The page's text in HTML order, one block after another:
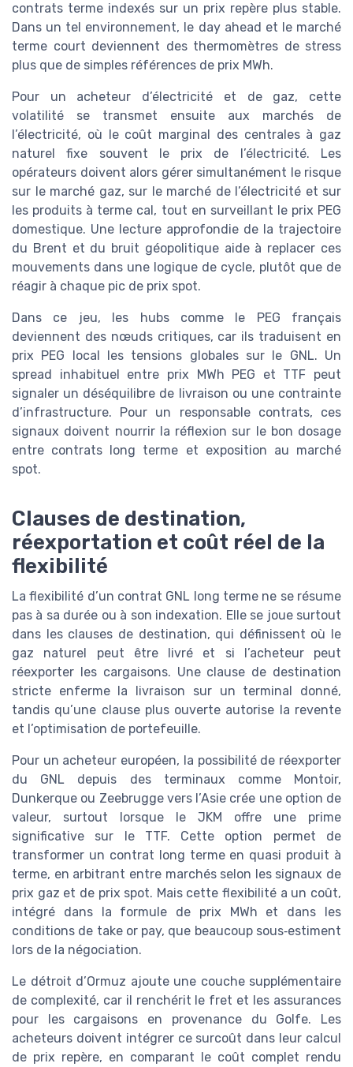
contrats terme indexés sur un prix repère plus stable.
Dans un tel environnement, le day ahead et le marché
terme court deviennent des thermomètres de stress
plus que de simples références de prix MWh.
Pour un acheteur d’électricité et de gaz, cette
volatilité se transmet ensuite aux marchés de
l’électricité, où le coût marginal des centrales à gaz
naturel fixe souvent le prix de l’électricité. Les
opérateurs doivent alors gérer simultanément le risque
sur le marché gaz, sur le marché de l’électricité et sur
les produits à terme cal, tout en surveillant le prix PEG
domestique. Une lecture approfondie de la trajectoire
du Brent et du bruit géopolitique aide à replacer ces
mouvements dans une logique de cycle, plutôt que de
réagir à chaque pic de prix spot.
Dans ce jeu, les hubs comme le PEG français
deviennent des nœuds critiques, car ils traduisent en
prix PEG local les tensions globales sur le GNL. Un
spread inhabituel entre prix MWh PEG et TTF peut
signaler un déséquilibre de livraison ou une contrainte
d’infrastructure. Pour un responsable contrats, ces
signaux doivent nourrir la réflexion sur le bon dosage
entre contrats long terme et exposition au marché
spot.
Clauses de destination,
réexportation et coût réel de la
flexibilité
La flexibilité d’un contrat GNL long terme ne se résume
pas à sa durée ou à son indexation. Elle se joue surtout
dans les clauses de destination, qui définissent où le
gaz naturel peut être livré et si l’acheteur peut
réexporter les cargaisons. Une clause de destination
stricte enferme la livraison sur un terminal donné,
tandis qu’une clause plus ouverte autorise la revente
et l’optimisation de portefeuille.
Pour un acheteur européen, la possibilité de réexporter
du GNL depuis des terminaux comme Montoir,
Dunkerque ou Zeebrugge vers l’Asie crée une option de
valeur, surtout lorsque le JKM offre une prime
significative sur le TTF. Cette option permet de
transformer un contrat long terme en quasi produit à
terme, en arbitrant entre marchés selon les signaux de
prix gaz et de prix spot. Mais cette flexibilité a un coût,
intégré dans la formule de prix MWh et dans les
conditions de take or pay, que beaucoup sous‑estiment
lors de la négociation.
Le détroit d’Ormuz ajoute une couche supplémentaire
de complexité, car il renchérit le fret et les assurances
pour les cargaisons en provenance du Golfe. Les
acheteurs doivent intégrer ce surcoût dans leur calcul
de prix repère, en comparant le coût complet rendu